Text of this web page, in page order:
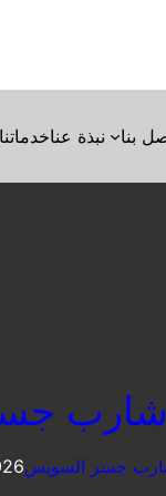
خدماتنانبذة عنا بنا
شارب
جسر السويس